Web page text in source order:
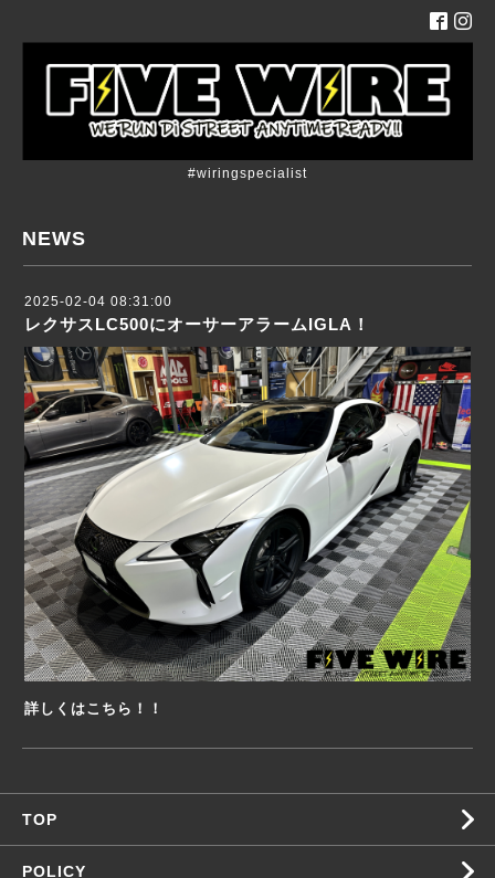
#wiringspecialist
NEWS
2025-02-04 08:31:00
レクサスLC500にオーサーアラームIGLA！
詳しくはこちら！！
TOP
POLICY